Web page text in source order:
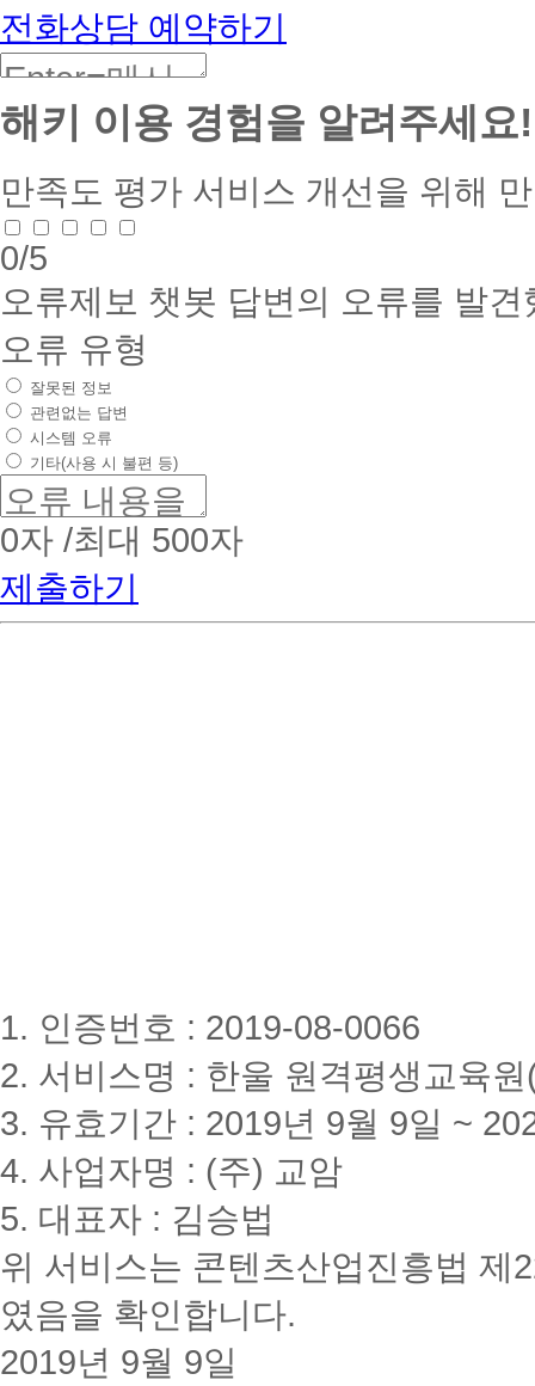
전화상담 예약하기
해키 이용 경험을 알려주세요!
만족도 평가 서비스 개선을 위해
0/5
오류제보 챗봇 답변의 오류를 발
오류 유형
잘못된 정보
관련없는 답변
시스템 오류
기타(사용 시 불편 등)
0자 /최대 500자
제출하기
1. 인증번호 : 2019-08-0066
2. 서비스명 : 한울 원격평생교육
3. 유효기간 : 2019년 9월 9일 ~
4. 사업자명 : (주) 교암
5. 대표자 : 김승법
위 서비스는 콘텐츠산업진흥법 제
였음을 확인합니다.
2019년 9월 9일